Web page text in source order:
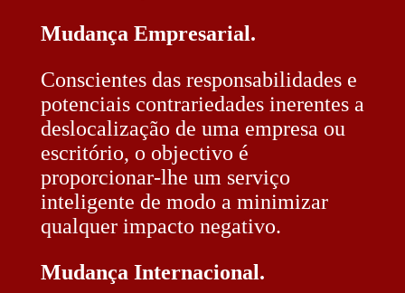
Mudança Empresarial.
Conscientes das responsabilidades e
potenciais contrariedades inerentes a
deslocalização de uma empresa ou
escritório, o objectivo é
proporcionar-lhe um serviço
inteligente de modo a minimizar
qualquer impacto negativo.
Mudança Internacional.